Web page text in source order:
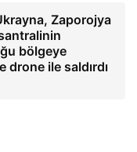
Zaporojya
bölgeye
drone ile saldırdı